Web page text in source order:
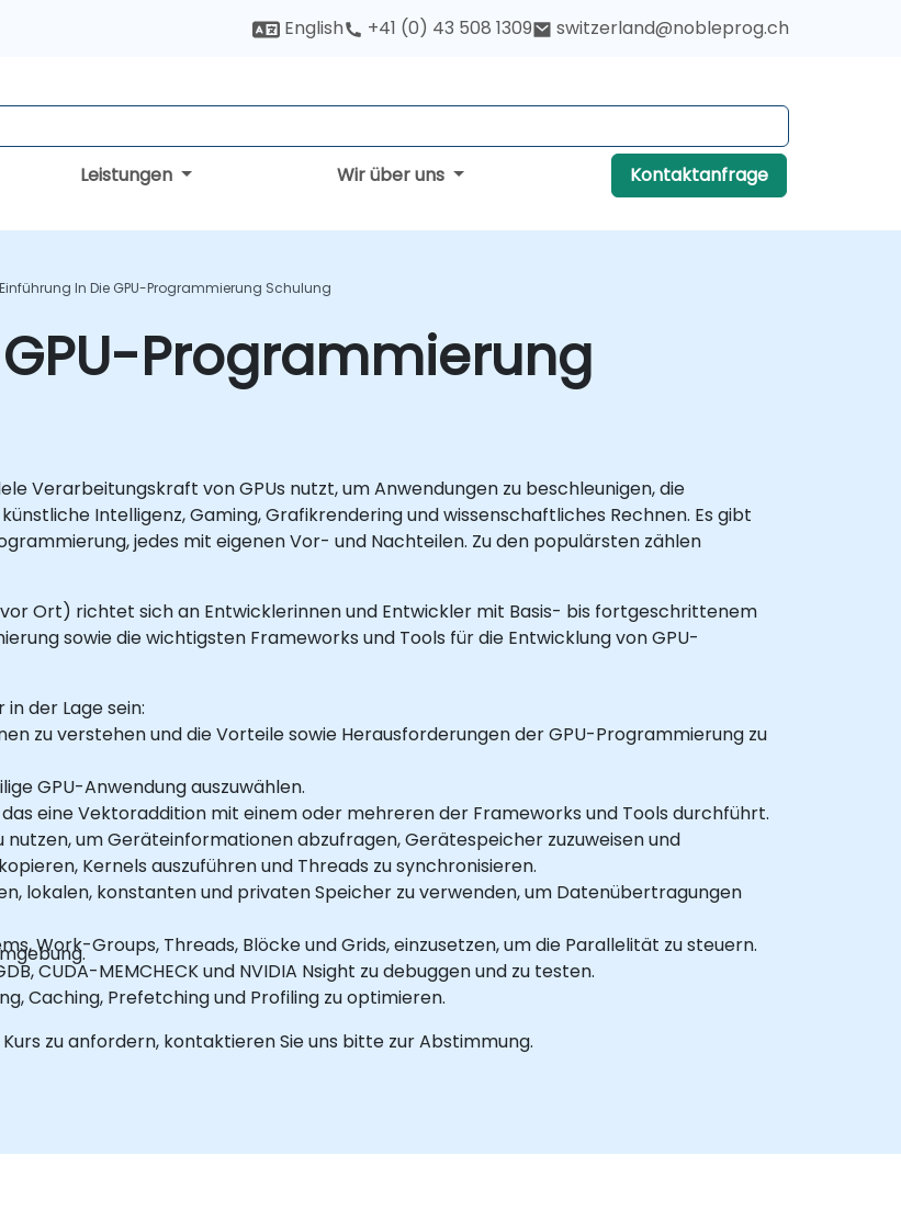
English +41 (0) 43 508 1309 switzerland@nobleprog.ch
Leistungen Wir über uns Kontaktanfrage
Einführung In Die GPU-Programmierung Schulung
Programmierung
Verarbeitungskraft von GPUs nutzt, um Anwendungen zu beschleunigen, die
Intelligenz, Gaming, Grafikrendering und wissenschaftliches Rechnen. Es gibt
jedes mit eigenen Vor- und Nachteilen. Zu den populärsten zählen
Ort) richtet sich an Entwicklerinnen und Entwickler mit Basis- bis fortgeschrittenem
sowie die wichtigsten Frameworks und Tools für die Entwicklung von GPU-
der Lage sein:
zu verstehen und die Vorteile sowie Herausforderungen der GPU-Programmierung zu
GPU-Anwendung auszuwählen.
eine Vektoraddition mit einem oder mehreren der Frameworks und Tools durchführt.
nutzen, um Geräteinformationen abzufragen, Gerätespeicher zuzuweisen und
Kernels auszuführen und Threads zu synchronisieren.
lokalen, konstanten und privaten Speicher zu verwenden, um Datenübertragungen
Work-Groups, Threads, Blöcke und Grids, einzusetzen, um die Parallelität zu steuern.
CUDA-MEMCHECK und NVIDIA Nsight zu debuggen und zu testen.
Caching, Prefetching und Profiling zu optimieren.
zu anfordern, kontaktieren Sie uns bitte zur Abstimmung.